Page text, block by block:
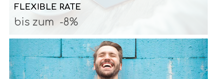
FLEXIBLE RATE
bis zum -8%